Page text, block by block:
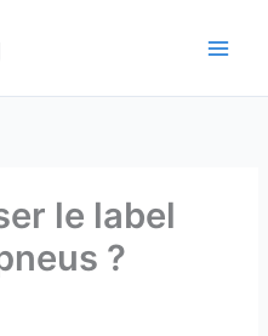
le label
?